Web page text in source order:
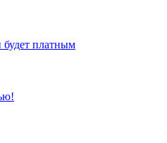
будет платным